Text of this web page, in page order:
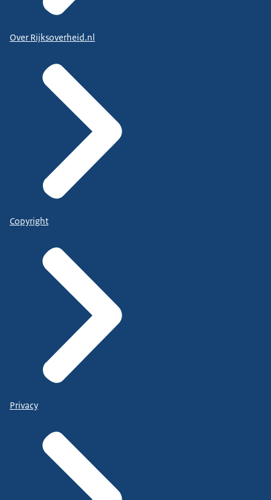
Over Rijksoverheid.nl
Copyright
Privacy